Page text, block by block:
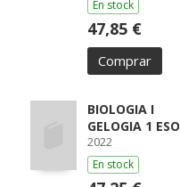
En stock
47,85 €
Comprar
BIOLOGIA I
GELOGIA 1 ESO
2022
En stock